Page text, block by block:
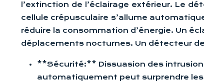
l’extinction de l’éclairage extérieur. Le
cellule crépusculaire s’allume
réduire la consommation d’énergie. Un
déplacements nocturnes. Un détecteur
**Sécurité:** Dissuasion des
automatiquement peut surprendre